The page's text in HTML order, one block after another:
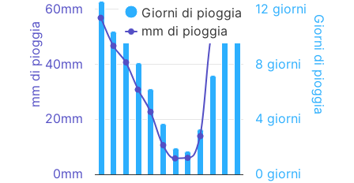
mm di pioggia Giorni di pioggia
Giorni di pioggia
mm di pioggia
0mm
60mm
20mm
40mm
0 giorni
12 giorni
4 giorni
8 giorni